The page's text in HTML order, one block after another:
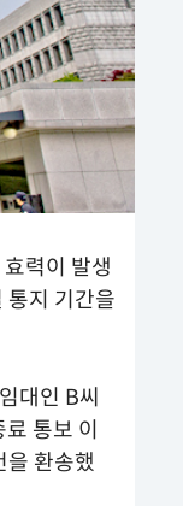
력이 발생
통지 기간을
대인 B씨
통보 이
을 환송했